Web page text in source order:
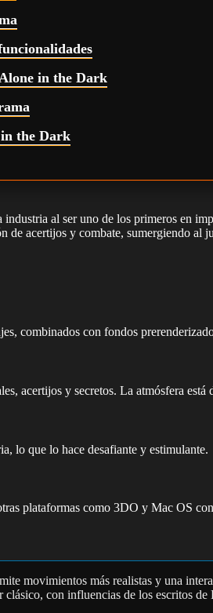
in the Dark
the Dark
al ser uno de los primeros en
acertijos y combate, sumergiendo al
combinados con fondos
acertijos y secretos. La atmósfera
lo que lo hace desafiante y estimulante.
plataformas como 3DO y Mac OS
movimientos más realistas y una
clásico, con influencias de los escritos